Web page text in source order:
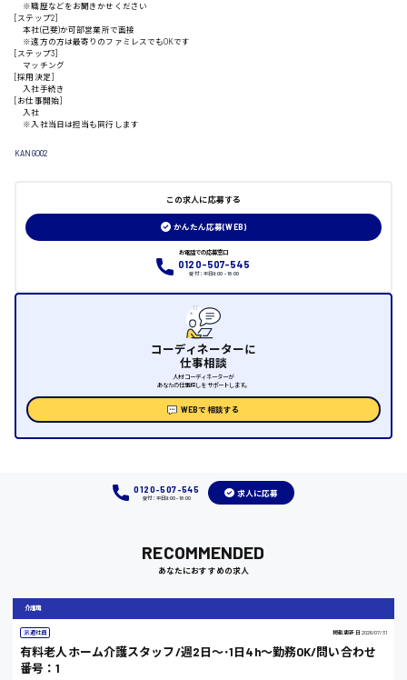
山口県
三次市
三原市
大阪府
日給制すべて
時給1000円～
※職歴などをお聞きかせください
[ステップ2]
本社(己斐)か可部営業所で面接
※遠方の方は最寄りのファミレスでもOKです
[ステップ3]
マッチング
[採用決定]
入社手続き
[お仕事開始]
入社
※入社当日は担当も同行します
KANGO02
この求人に応募する
かんたん応募(WEB)
お電話での応募窓口
0120-507-545
受付：平日9:00 - 18:00
コーディネーターに
仕事相談
人材コーディネーターが
あなたの仕事探しをサポートします。
WEBで相談する
0120-507-545
受付：平日9:00 - 18:00
求人に応募
RECOMMENDED
あなたにおすすめの求人
介護職
派遣社員 掲載更新日 2026/07/31
有料老人ホーム介護スタッフ/週2日〜･1日4h〜勤務OK/問い合わせ
番号：1